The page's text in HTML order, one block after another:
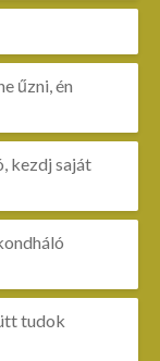
űzni, én
kezdj saját
tudok